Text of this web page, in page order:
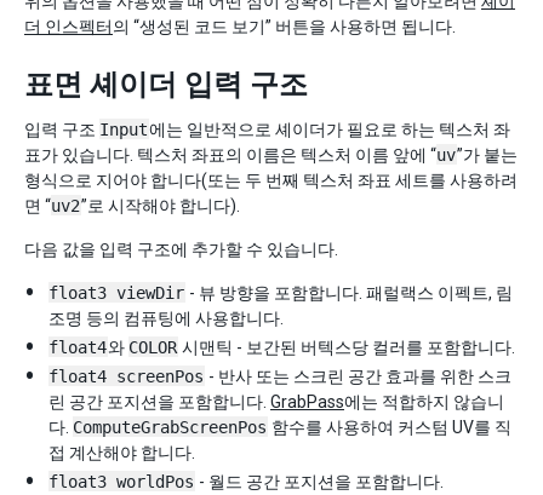
더 인스펙터의 “생성된 코드 보기” 버튼을 사용하면 됩니다.
표면 셰이더 입력 구조
입력 구조 Input에는 일반적으로 셰이더가 필요로 하는 텍스처 좌
표가 있습니다. 텍스처 좌표의 이름은 텍스처 이름 앞에 “uv”가 붙는
형식으로 지어야 합니다(또는 두 번째 텍스처 좌표 세트를 사용하려
면 “uv2”로 시작해야 합니다).
다음 값을 입력 구조에 추가할 수 있습니다.
float3 viewDir - 뷰 방향을 포함합니다. 패럴랙스 이펙트, 림
조명 등의 컴퓨팅에 사용합니다.
float4와 COLOR 시맨틱 - 보간된 버텍스당 컬러를 포함합니다.
float4 screenPos - 반사 또는 스크린 공간 효과를 위한 스크
린 공간 포지션을 포함합니다. GrabPass에는 적합하지 않습니
다. ComputeGrabScreenPos 함수를 사용하여 커스텀 UV를 직
접 계산해야 합니다.
float3 worldPos - 월드 공간 포지션을 포함합니다.